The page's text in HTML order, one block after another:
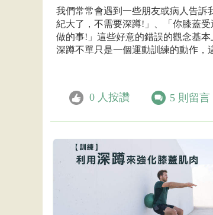
我們常常會遇到一些朋友或病人告訴
紀大了，不需要深蹲!」、「你膝蓋
做的事!」這些好意的錯誤的觀念基本
深蹲不單只是一個運動訓練的動作，
0 人按讚 5 則留言